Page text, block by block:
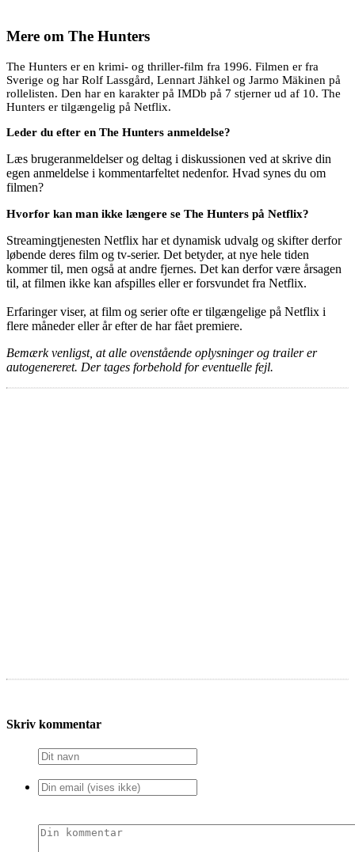
Mere om The Hunters
The Hunters er en krimi- og thriller-film fra 1996. Filmen er fra
Sverige og har Rolf Lassgård, Lennart Jähkel og Jarmo Mäkinen på
rollelisten. Den har en karakter på IMDb på 7 stjerner ud af 10. The
Hunters er tilgængelig på Netflix.
Leder du efter en The Hunters anmeldelse?
Læs brugeranmeldelser og deltag i diskussionen ved at skrive din
egen anmeldelse i kommentarfeltet nedenfor. Hvad synes du om
filmen?
Hvorfor kan man ikke længere se The Hunters på Netflix?
Streamingtjenesten Netflix har et dynamisk udvalg og skifter derfor
løbende deres film og tv-serier. Det betyder, at nye hele tiden
kommer til, men også at andre fjernes. Det kan derfor være årsagen
til, at filmen ikke kan afspilles eller er forsvundet fra Netflix.
Erfaringer viser, at film og serier ofte er tilgængelige på Netflix i
flere måneder eller år efter de har fået premiere.
Bemærk venligst, at alle ovenstående oplysninger og trailer er
autogenereret. Der tages forbehold for eventuelle fejl.
Skriv kommentar